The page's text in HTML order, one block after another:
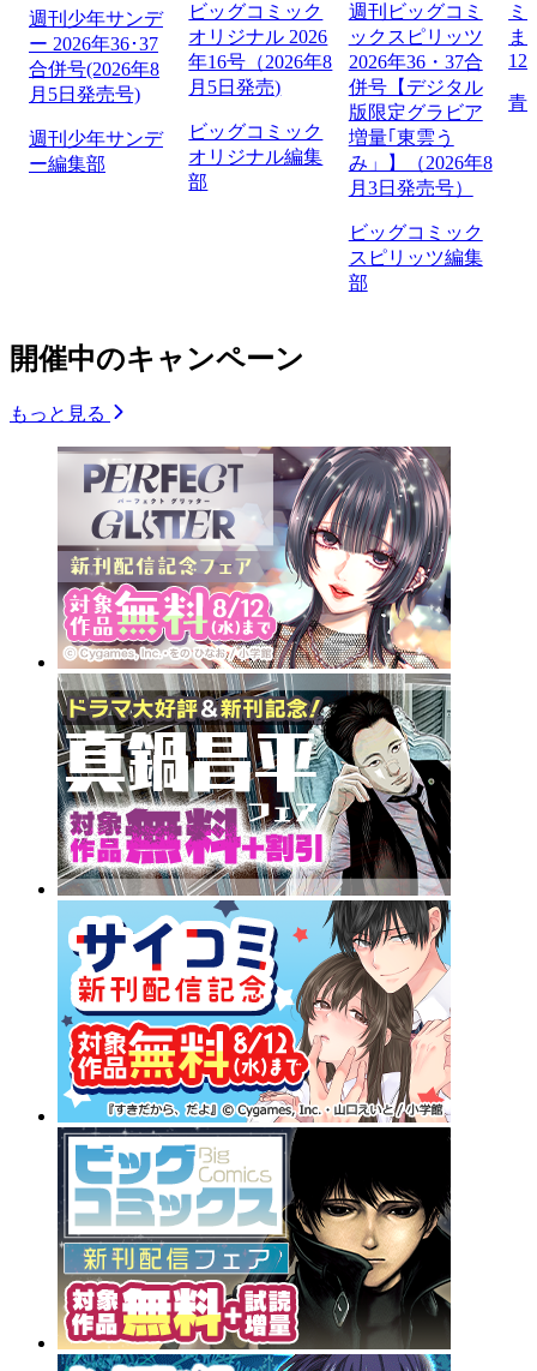
週刊少年サンデ
ー 2026年36･37
合併号(2026年8
月5日発売号)
週刊少年サンデ
ー編集部
ビッグコミック
オリジナル 2026
年16号（2026年8
月5日発売)
ビッグコミック
オリジナル編集
部
週刊ビッグコミ
ックスピリッツ
2026年36・37合
併号【デジタル
版限定グラビア
増量｢東雲う
み」】（2026年8
月3日発売号）
ビッグコミック
スピリッツ編集
部
ミ
ま
129
青
開催中のキャンペーン
もっと見る